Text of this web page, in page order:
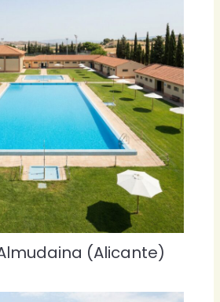
(Alicante)